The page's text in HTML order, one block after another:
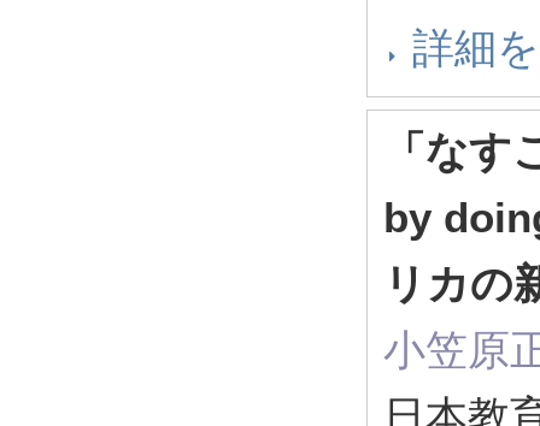
詳細
「な
by
リカの
小笠原
日本教